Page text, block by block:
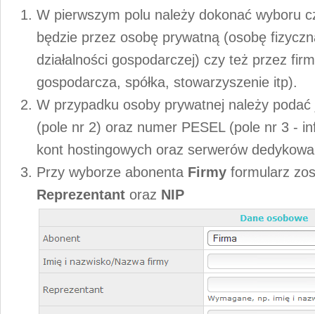
W pierwszym polu należy dokonać wyboru
będzie przez osobę prywatną (osobę
działalności gospodarczej) czy też przez
gospodarcza, spółka, stowarzyszenie itp).
W przypadku osoby prywatnej należy
(pole nr 2) oraz numer PESEL (pole nr 3 -
kont hostingowych oraz serwerów
Przy wyborze abonenta Firmy formularz
Reprezentant oraz NIP